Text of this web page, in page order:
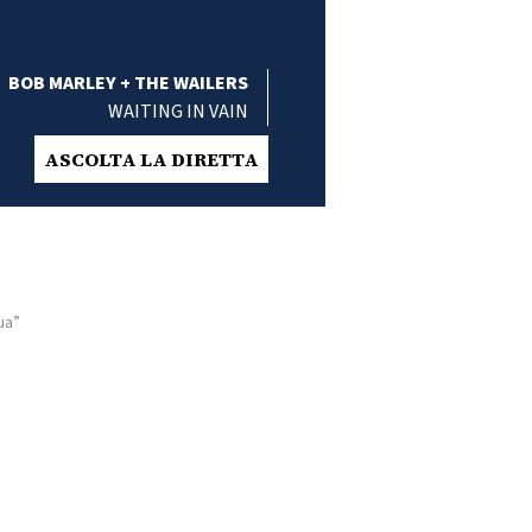
BOB MARLEY + THE WAILERS
WAITING IN VAIN
ASCOLTA LA DIRETTA